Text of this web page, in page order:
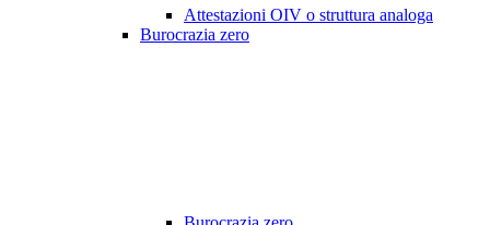
Attestazioni OIV o struttura analoga
Burocrazia zero